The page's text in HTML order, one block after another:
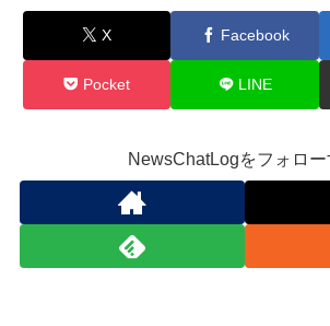
X Facebook
Pocket LINE
NewsChatLogをフォロー